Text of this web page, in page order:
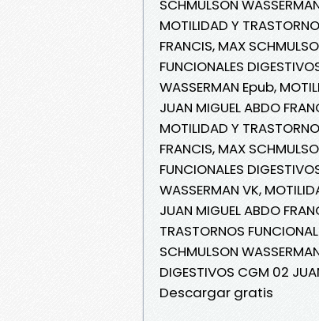
SCHMULSON
MOTILIDAD Y
FRANCIS, MAX
FUNCIONALES
WASSERMAN Epub,
JUAN MIGUEL ABDO
MOTILIDAD Y
FRANCIS, MAX
FUNCIONALES
WASSERMAN VK,
JUAN MIGUEL ABDO
TRASTORNOS
SCHMULSON
DIGESTIVOS CGM 02
Descargar gratis